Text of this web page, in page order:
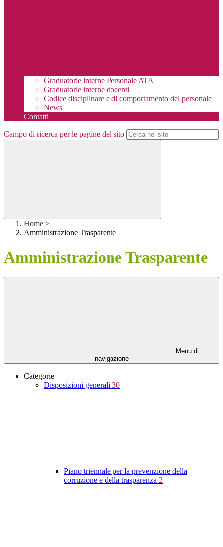
Graduatorie interne Personale ATA
Graduatorie interne docenti
Codice disciplinare e di comportamento del personale
News
Contatti
Campo di ricerca per le pagine del sito
Home >
Amministrazione Trasparente
Amministrazione Trasparente
Menu di
navigazione
Categorie
Disposizioni generali 30
Piano triennale per la prevenzione della
corruzione e della trasparenza 2